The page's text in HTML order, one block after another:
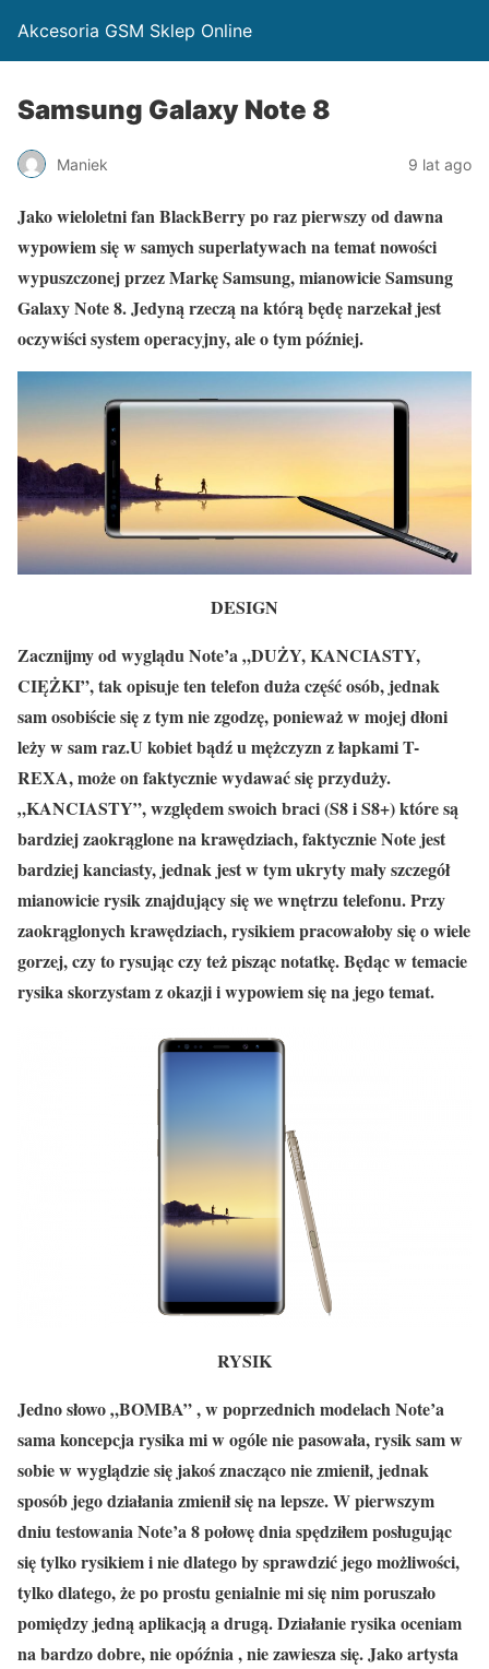
Akcesoria GSM Sklep Online
Samsung Galaxy Note 8
Maniek 9 lat ago
Jako wieloletni fan BlackBerry po raz pierwszy od dawna
wypowiem się w samych superlatywach na temat nowości
wypuszczonej przez Markę Samsung, mianowicie Samsung
Galaxy Note 8. Jedyną rzeczą na którą będę narzekał jest
oczywiści system operacyjny, ale o tym później.
DESIGN
Zacznijmy od wyglądu Note’a „DUŻY, KANCIASTY,
CIĘŻKI”, tak opisuje ten telefon duża część osób, jednak
sam osobiście się z tym nie zgodzę, ponieważ w mojej dłoni
leży w sam raz.U kobiet bądź u mężczyzn z łapkami T-
REXA, może on faktycznie wydawać się przyduży.
„KANCIASTY”, względem swoich braci (S8 i S8+) które są
bardziej zaokrąglone na krawędziach, faktycznie Note jest
bardziej kanciasty, jednak jest w tym ukryty mały szczegół
mianowicie rysik znajdujący się we wnętrzu telefonu. Przy
zaokrąglonych krawędziach, rysikiem pracowałoby się o wiele
gorzej, czy to rysując czy też pisząc notatkę. Będąc w temacie
rysika skorzystam z okazji i wypowiem się na jego temat.
RYSIK
Jedno słowo „BOMBA” , w poprzednich modelach Note’a
sama koncepcja rysika mi w ogóle nie pasowała, rysik sam w
sobie w wyglądzie się jakoś znacząco nie zmienił, jednak
sposób jego działania zmienił się na lepsze. W pierwszym
dniu testowania Note’a 8 połowę dnia spędziłem posługując
się tylko rysikiem i nie dlatego by sprawdzić jego możliwości,
tylko dlatego, że po prostu genialnie mi się nim poruszało
pomiędzy jedną aplikacją a drugą. Działanie rysika oceniam
na bardzo dobre, nie opóźnia , nie zawiesza się. Jako artysta